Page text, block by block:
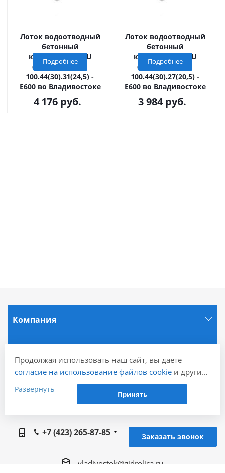
Лоток водоотводный
бетонный
коробчатый GBU
(СО-300мм), KU
100.44(30).31(24,5) -
E600 во Владивостоке
4 176руб.
Подробнее
Лоток водоотводный
бетонный
коробчатый GBU
(СО-300мм), KU
100.44(30).27(20,5) -
E600 во Владивостоке
3 984руб.
Подробнее
Компания
+7 (423) 265-87-85
Заказать звонок
vladivostok@gidrolica.ru
Продолжая использовать наш сайт, вы даёте
согласие на использование файлов cookieи других
пользовательских данных (включая IP-адрес,
сведения о местоположении, устройстве, действиях
ретаргетинга и использования систем аналитики
(например, Яндекс.Метрика), в соответствии с
Политикой обработки персональных
Развернуть
Принять